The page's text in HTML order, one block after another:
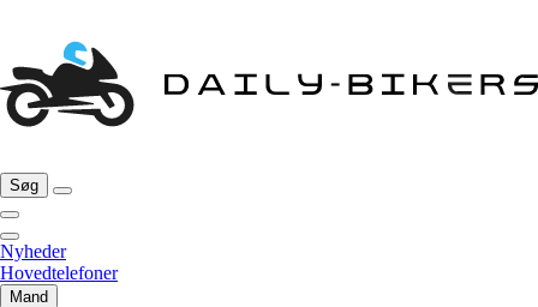
Søg
Nyheder
Hovedtelefoner
Mand